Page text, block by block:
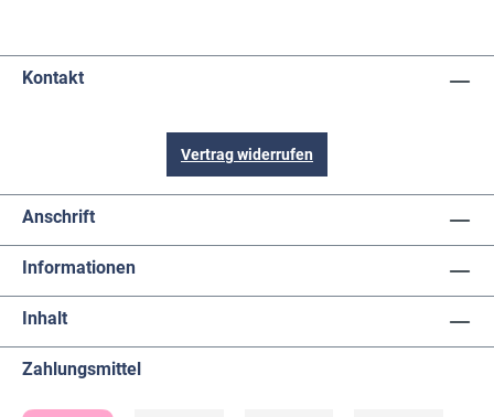
bestehender Bergeon Lupen • Schnelle und einfache
Montage durch Aufstecken auf die Grundlupe • Für
professionellen Werkstatteinsatz Technische Daten •
Modell: Bergeon 15664 • Zusätzliche Vergrößerung:
(Uhrmacherlupen Bergeon Air, Referenzen 320056 bis
320066) - 3611 (Uhrmacherlupen Bergeon
Weichgummi, Referenzen 345567 bis 345572) - 7913
(Brillenlupe, Referenzen 336793 bis 336798) Ideal für
höhere Vergrößerung benötigen, ohne auf den
gewohnten Tragekomfort ihrer Bergeon Lupe
verzichten zu müssen.
Kontakt
Vertrag widerrufen
Anschrift
Informationen
Inhalt
Zahlungsmittel